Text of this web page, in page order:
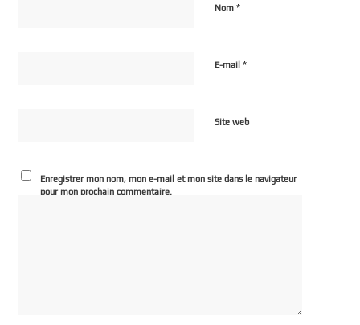
Nom*
E-mail*
Site web
Enregistrer mon nom, mon e-mail et mon site dans le navigateur
pour mon prochain commentaire.